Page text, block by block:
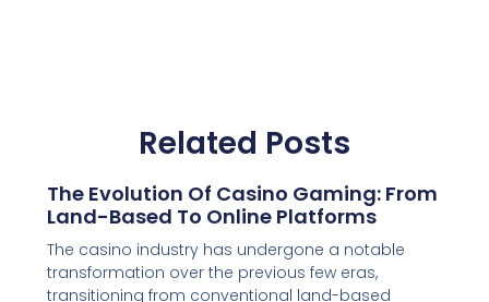
Related Posts
The Evolution Of Casino Gaming: From
Land-Based To Online Platforms
The casino industry has undergone a notable
transformation over the previous few eras,
transitioning from conventional land-based